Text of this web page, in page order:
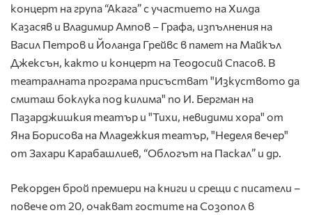
концерт на група “Акага” с участието на Хилда
Казасяв и Владимир Ампов – Графа, изпълнения на
Васил Петров и Йоланда Грейвс в памет на Майкъл
Джексън, както и концерт на Теодосий Спасов. В
театралната програма присъстват "Изкуството да
смиташ боклука под килима" по И. Бергман на
Пазарджишкия театър и "Тихи, невидими хора" от
Яна Борисова на Младежкия театър, "Неделя вечер"
от Захари Карабашлиев, “Облогът на Паскал” и др.
Рекорден брой премиери на книги и срещи с писатели –
повече от 20, очакват гостите на Созопол в